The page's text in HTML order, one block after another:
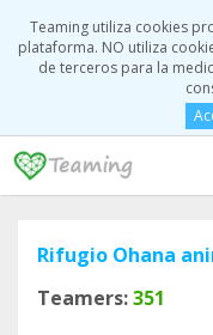
Teaming utiliza cookies
plataforma. NO utiliza
de terceros para la
Rifugio Ohana
Teamers:351